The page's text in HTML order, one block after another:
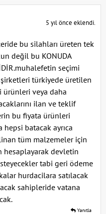
5 yıl önce eklendi.
bu silahları üreten tek
değil bu KONUDA
seçimi
türkiyede üretilen
ürünleri veya daha
ilan ve teklif
bu fiyata ürünleri
hepsi batacak ayrıca
tüm malzemeler için
hesaplayarak devletin
tabi geri ödeme
hurdacilara satılacak
sahipleride vatana
Yanıtla